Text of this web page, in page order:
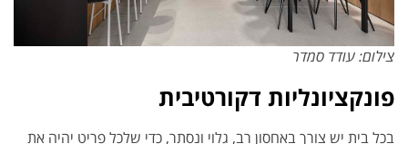
צילום: עודד סמדר
פונקציונליות דקורטיבית
בכל בית יש צורך באחסון רב, גלוי ונסתר, כדי שלכל פריט יהיה את